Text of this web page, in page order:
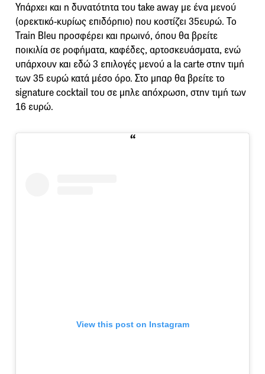
Υπάρχει και η δυνατότητα του take away με ένα μενού
(ορεκτικό-κυρίως επιδόρπιο) που κοστίζει 35ευρώ. Το
Train Bleu προσφέρει και πρωινό, όπου θα βρείτε
ποικιλία σε ροφήματα, καφέδες, αρτοσκευάσματα, ενώ
υπάρχουν και εδώ 3 επιλογές μενού a la carte στην τιμή
των 35 ευρώ κατά μέσο όρο. Στο μπαρ θα βρείτε το
signature cocktail του σε μπλε απόχρωση, στην τιμή των
16 ευρώ.
View this post on Instagram